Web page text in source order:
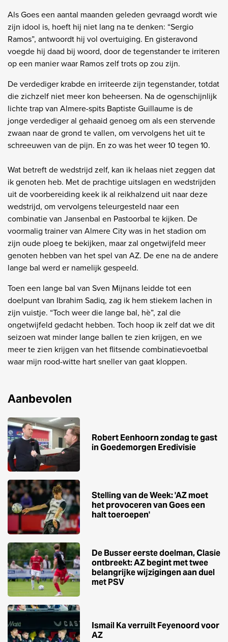
Als Goes een aantal maanden geleden gevraagd wordt wie
zijn idool is, hoeft hij niet lang na te denken: “Sergio
Ramos”, antwoordt hij vol overtuiging. En gisteravond
voegde hij daad bij woord, door de tegenstander te irriteren
op een manier waar Ramos zelf trots op zou zijn.
De verdediger krabde en irriteerde zijn tegenstander, totdat
die zichzelf niet meer kon beheersen. Na de ogenschijnlijk
lichte trap van Almere-spits Baptiste Guillaume is de
jonge verdediger al gehaaid genoeg om als een stervende
zwaan naar de grond te vallen, om vervolgens het uit te
schreeuwen van de pijn. En zo was het weer 10 tegen 10.
Wat betreft de wedstrijd zelf, kan ik helaas niet zeggen dat
ik genoten heb. Met de prachtige uitslagen en wedstrijden
uit de voorbereiding keek ik al reikhalzend uit naar deze
wedstrijd, om vervolgens teleurgesteld naar een
combinatie van Jansenbal en Pastoorbal te kijken. De
voormalig trainer van Almere City was in het stadion om
zijn oude ploeg te bekijken, maar zal ongetwijfeld meer
genoten hebben van het spel van AZ. De ene na de andere
lange bal werd er namelijk gespeeld.
Toen een lange bal van Sven Mijnans leidde tot een
doelpunt van Ibrahim Sadiq, zag ik hem stiekem lachen in
zijn vuistje. “Toch weer die lange bal, hè”, zal die
ongetwijfeld gedacht hebben. Toch hoop ik zelf dat we dit
seizoen wat minder lange ballen te zien krijgen, en we
meer te zien krijgen van het flitsende combinatievoetbal
waar mijn rood-witte hart sneller van gaat kloppen.
Aanbevolen
Robert Eenhoorn zondag te gast
in Goedemorgen Eredivisie
Stelling van de Week: 'AZ moet
het provoceren van Goes een
halt toeroepen'
De Busser eerste doelman, Clasie
ontbreekt: AZ begint met twee
belangrijke wijzigingen aan duel
met PSV
Ismail Ka verruilt Feyenoord voor
AZ